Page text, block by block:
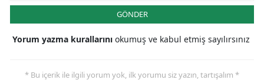
GÖNDER
Yorum yazma kurallarını okumuş ve kabul etmiş sayılırsınız
* Bu içerik ile ilgili yorum yok, ilk yorumu siz yazın, tartışalım *